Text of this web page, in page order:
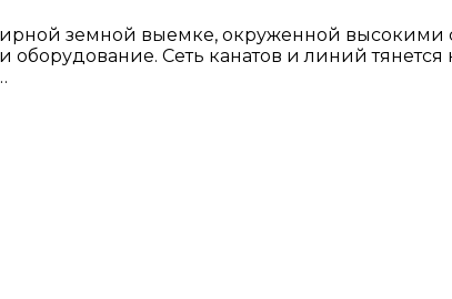
земной выемке, окруженной высокими
Сеть канатов и линий тянется